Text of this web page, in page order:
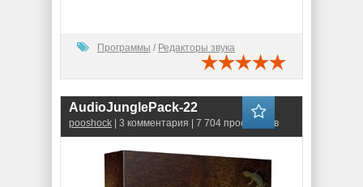
Программы / Редакторы звука
AudioJunglePack-22
pooshock | 3 комментария | 7 704 просмотров